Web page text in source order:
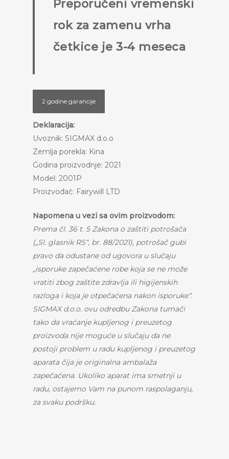
Preporučeni vremenski
rok za zamenu vrha
četkice je 3-4 meseca
2 godine garancije
Deklaracija:
Uvoznik: SIGMAX d.o.o
Zemlja porekla: Kina
Godina proizvodnje: 2021
Model: 2001P
Proizvođač: Fairywill LTD
Napomena u vezi sa ovim proizvodom:
Prema čl. 36 t. 5 Zakona o zaštiti potrošača
(„Sl. glasnik RS“, br. 88/2021), potrošač gubi
pravo da odustane od ugovora u slučaju
„isporuke zapečaćene robe koja se ne može
vratiti zbog zaštite zdravlja ili higijenskih
razloga i koja je otpečaćena nakon isporuke“.
SIGMAX d.o.o. ovu odredbu Zakona tumači
tako da vraćanje kupljenog i preuzetog
proizvoda nije moguće u slučaju da ne
postoji problem u radu kupljenog i preuzetog
aparata čija je originalna ambalaža
zapečaćena. Ukoliko aparat ima smetnji u
radu, ostajemo Vam na punom raspolaganju,
za svaku podršku.